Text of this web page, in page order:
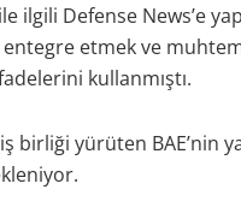
ilgili Defense News’e
entegre etmek ve
kullanmıştı.
birliği yürüten BAE’nin